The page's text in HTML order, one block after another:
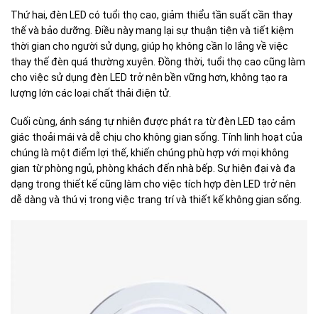
Thứ hai, đèn LED có tuổi thọ cao, giảm thiểu tần suất cần thay
thế và bảo dưỡng. Điều này mang lại sự thuận tiện và tiết kiệm
thời gian cho người sử dụng, giúp họ không cần lo lắng về việc
thay thế đèn quá thường xuyên. Đồng thời, tuổi thọ cao cũng làm
cho việc sử dụng đèn LED trở nên bền vững hơn, không tạo ra
lượng lớn các loại chất thải điện tử.
Cuối cùng, ánh sáng tự nhiên được phát ra từ đèn LED tạo cảm
giác thoải mái và dễ chịu cho không gian sống. Tính linh hoạt của
chúng là một điểm lợi thế, khiến chúng phù hợp với mọi không
gian từ phòng ngủ, phòng khách đến nhà bếp. Sự hiện đại và đa
dạng trong thiết kế cũng làm cho việc tích hợp đèn LED trở nên
dễ dàng và thú vị trong việc trang trí và thiết kế không gian sống.